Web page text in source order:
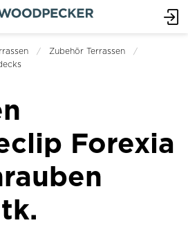
Zubehör Terrassen
Forexia